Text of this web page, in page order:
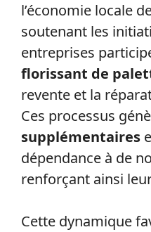
l’économie locale
soutenant les
entreprises
florissant de
revente et la
Ces processus
supplémentaires
dépendance à de
renforçant ainsi
Cette dynamique